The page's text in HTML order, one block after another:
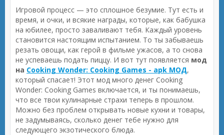
Игровой процесс — это сплошное безумие. Тут есть и
время, и очки, и всякие награды, которые, как бабушка
на юбилее, просто заваливают тебя. Каждый уровень
становится настоящим испытанием. То ты забываешь
резать овощи, как герой в фильме ужасов, а то снова
не успеваешь подать пиццу. И вот тут появляется мод
на Cooking Wonder: Cooking Games - apk МОД,
который спасает! Этот мод много денег Cooking
Wonder: Cooking Games включается, и ты понимаешь,
что все твои кулинарные страхи теперь в прошлом.
Можно без проблем открывать новые кухни и товары,
не задумываясь, сколько денег тебе нужно для
следующего экзотического блюда.